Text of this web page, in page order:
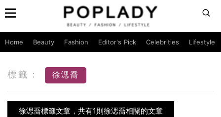
Home Beauty Fashion Editor's Pick Celebrities Lifestyle
標籤： 徐㴓喬
徐㴓喬標籤文章，共有1則徐㴓喬相關的文章